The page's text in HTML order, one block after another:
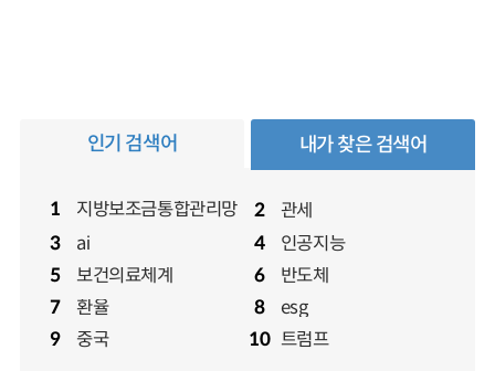
인기 검색어
1 지방보조금통합관리망 2
관세
3
ai 4
인공지능
5
보건의료체계 6
반도체
7
환율 8
esg
9
중국 10 트럼프
내가 찾은 검색어